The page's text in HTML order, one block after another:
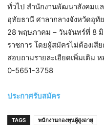
ทั่วไป สำนักงานพัฒนาสังคมแ
อุทัยธานี ศาลากลางจังหวัดอุ
28 พฤษภาคม – วันจันทร์ที่ 8
ราชการ โดยผู้สมัครไม่ต้องเสี
สอบถามรายละเอียดเพิ่มเติม
0-5651-3758
ประกาศรับสมัคร
TAGS พนักงานกองทุนผู้สูงอายุ